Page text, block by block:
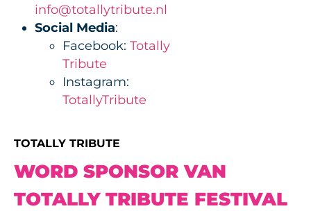
info@totallytribute.nl
Social Media:
Facebook: Totally
Tribute
Instagram:
TotallyTribute
TOTALLY TRIBUTE
WORD SPONSOR VAN
TOTALLY TRIBUTE FESTIVAL